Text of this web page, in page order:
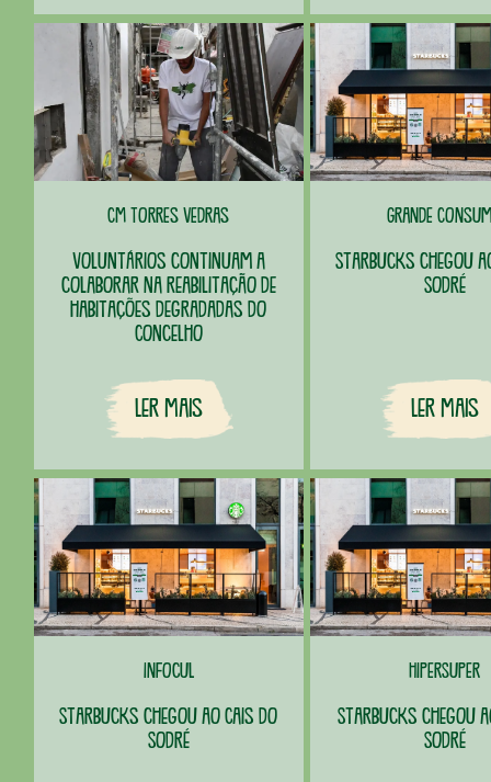
CM Torres Vedras
Voluntários continuam a
colaborar na reabilitação de
habitações degradadas do
Concelho
Ler Mais
Grande
Starbucks chegou
Sodré
Ler Mais
Infocul
Starbucks chegou ao Cais do
Sodré
HiperSuper
Starbucks chegou
Sodré